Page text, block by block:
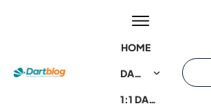
HOME
DART TRAININGSKURSE
1:1 DART COACHING